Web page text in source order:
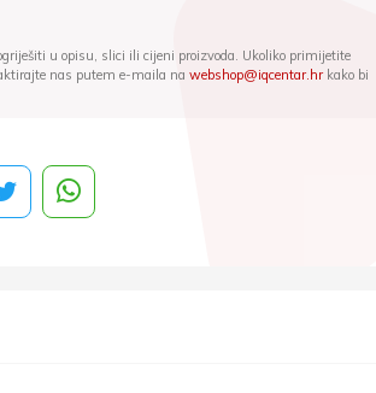
u opisu, slici ili cijeni proizvoda. Ukoliko primijetite
nas putem e-maila na webshop@iqcentar.hrkako bi